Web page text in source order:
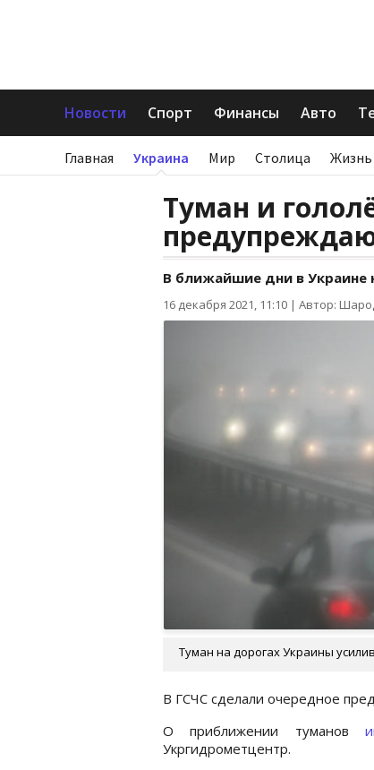
Новости Спорт Финансы Авто
Главная Украина Мир Столица Жизнь
Туман и
В ближайшие дни в Украине
16 декабря 2021, 11:10 | Автор:
Туман на дорогах Украины
В ГСЧС сделали очередное
О приближении туманов
Укргидрометцентр.